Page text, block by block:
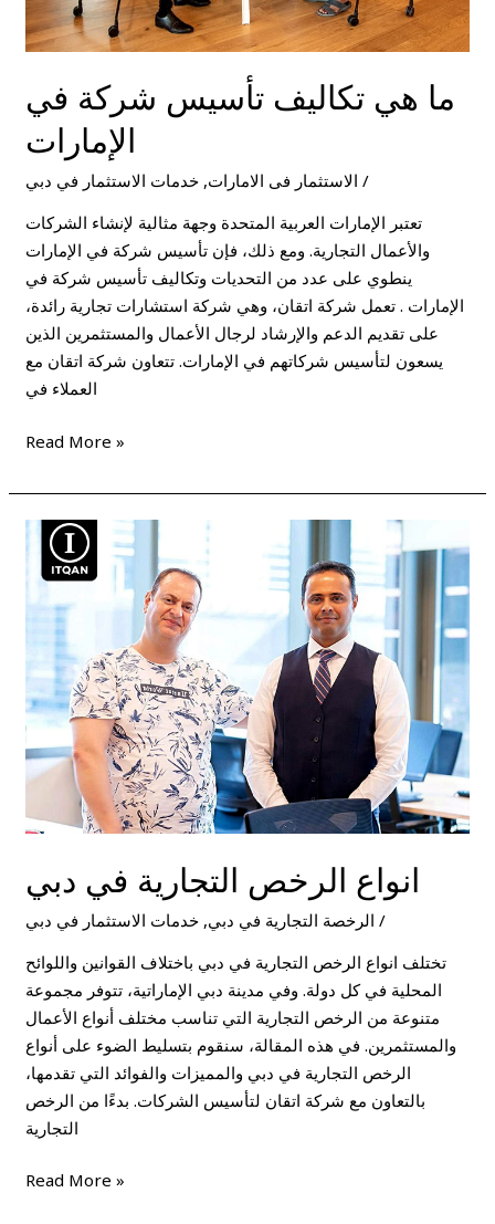
ما هي تكاليف تأسيس شركة في
الإمارات
الاستثمار فى الامارات, خدمات الاستثمار في دبي
/
تعتبر الإمارات العربية المتحدة وجهة مثالية لإنشاء الشركات
والأعمال التجارية. ومع ذلك، فإن تأسيس شركة في الإمارات
ينطوي على عدد من التحديات وتكاليف تأسيس شركة في
الإمارات . تعمل شركة اتقان، وهي شركة استشارات تجارية رائدة،
على تقديم الدعم والإرشاد لرجال الأعمال والمستثمرين الذين
يسعون لتأسيس شركاتهم في الإمارات. تتعاون شركة اتقان مع
العملاء في
Read More »
انواع الرخص التجارية في دبي
الرخصة التجارية في دبي, خدمات الاستثمار في دبي
/
تختلف انواع الرخص التجارية في دبي باختلاف القوانين واللوائح
المحلية في كل دولة. وفي مدينة دبي الإماراتية، تتوفر مجموعة
متنوعة من الرخص التجارية التي تناسب مختلف أنواع الأعمال
والمستثمرين. في هذه المقالة، سنقوم بتسليط الضوء على أنواع
الرخص التجارية في دبي والمميزات والفوائد التي تقدمها،
بالتعاون مع شركة اتقان لتأسيس الشركات. بدءًا من الرخص
التجارية
انواع
الرخص
التجارية
دبي
Read More »